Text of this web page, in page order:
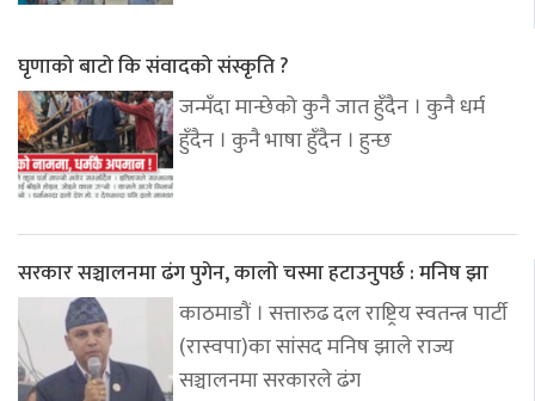
घृणाको बाटो कि संवादको संस्कृति ?
जन्मँदा मान्छेको कुनै जात हुँदैन । कुनै धर्म
हुँदैन । कुनै भाषा हुँदैन । हुन्छ
सरकार सञ्चालनमा ढंग पुगेन, कालो चस्मा हटाउनुपर्छ : मनिष झा
काठमाडौं । सत्तारुढ दल राष्ट्रिय स्वतन्त्र पार्टी
(रास्वपा)का सांसद मनिष झाले राज्य
सञ्चालनमा सरकारले ढंग